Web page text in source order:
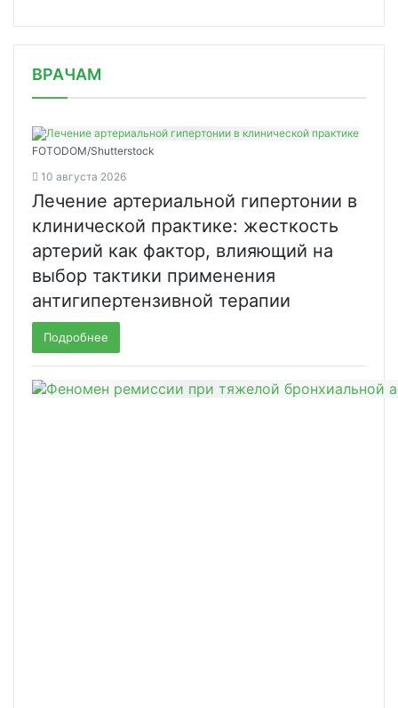
ВРАЧАМ
FOTODOM/Shutterstock
10 августа 2026
Лечение артериальной гипертонии в
клинической практике: жесткость
артерий как фактор, влияющий на
выбор тактики применения
антигипертензивной терапии
Подробнее